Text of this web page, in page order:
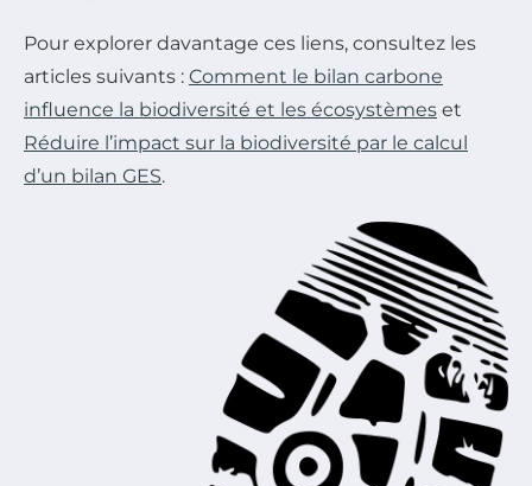
Pour explorer davantage ces liens, consultez les
articles suivants : Comment le bilan carbone
influence la biodiversité et les écosystèmes et
Réduire l’impact sur la biodiversité par le calcul
d’un bilan GES.